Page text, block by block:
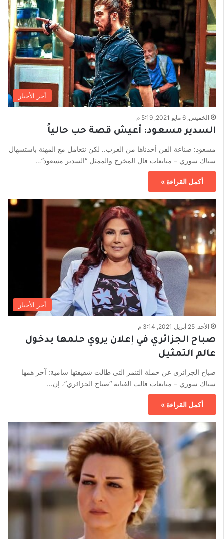
أخر الأخبار
الخميس, 6 مايو 2021, 5:19 م
السدير مسعود: أعيش قصة حب حالياً
مسعود: صناعة الفن أخذناها من الغرب.. لكن نتعامل مع المهنة باستسهال
سناك سوري – متابعات قال المخرج والممثل “السدير مسعود”…
أكمل القراءة »
أخر الأخبار
الأحد, 25 أبريل 2021, 3:14 م
صباح الجزائري في إعلان يروي حلمها بدخول
عالم التمثيل
صباح الجزائري عن حملة التنمر التي طالت شقيقتها سامية: آخر همها
سناك سوري – متابعات قالت الفنانة “صباح الجزائري”، إن…
أكمل القراءة »